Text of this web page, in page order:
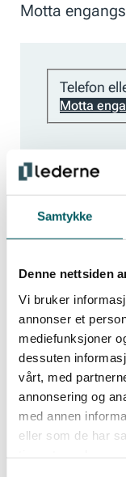
Samtykke
Denne nettsiden
Vi bruker
annonser et
mediefunksjoner
dessuten
vårt, med
annonsering og
med annen
eller som de har
Motta
Telefon
Motta
Få de siste
Hold deg
og innsiktene
på vårt
inspirasjon
leder.